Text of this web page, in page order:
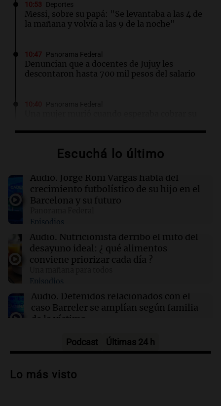
10:53 Deportes
Messi, sobre su papá: "Se levantaba a las 4 de
la mañana y volvía a las 9 de la noche"
10:47 Panorama Federal
Denuncian que a docentes de Jujuy les
descontaron hasta 700 mil pesos del salario
Deportes
Lionel, el crack que marcó una era
10:38 Sociedad
todos los partidos de Leones FC
10:38 La Popu
¡Momento soñado! Joaco Martín de Desakta2
Escuchá lo último
Audio. Jorge Roni Vargas habla del
crecimiento futbolístico de su hijo en el
Barcelona y su futuro
Episodios
Audio. Nutricionista derribó el mito del
desayuno ideal: ¿ qué alimentos
conviene priorizar cada día ?
Episodios
Audio. Detenidos relacionados con el
caso Barreler se amplían según familia
de la víctima
Audio.Análisis de la derrota legislativa
impacto en la opinión pública
Podcast Últimas 24 h
Lo más visto